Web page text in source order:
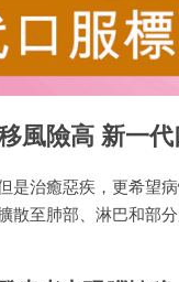
風險高 新一
是治癒惡疾，更希望
散至肺部、淋巴和部